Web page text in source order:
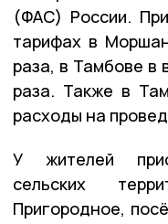
(ФАС) России.
тарифах в
раза, в Тамбове в
раза. Также в
расходы на
У жителей
сельских
Пригородное,